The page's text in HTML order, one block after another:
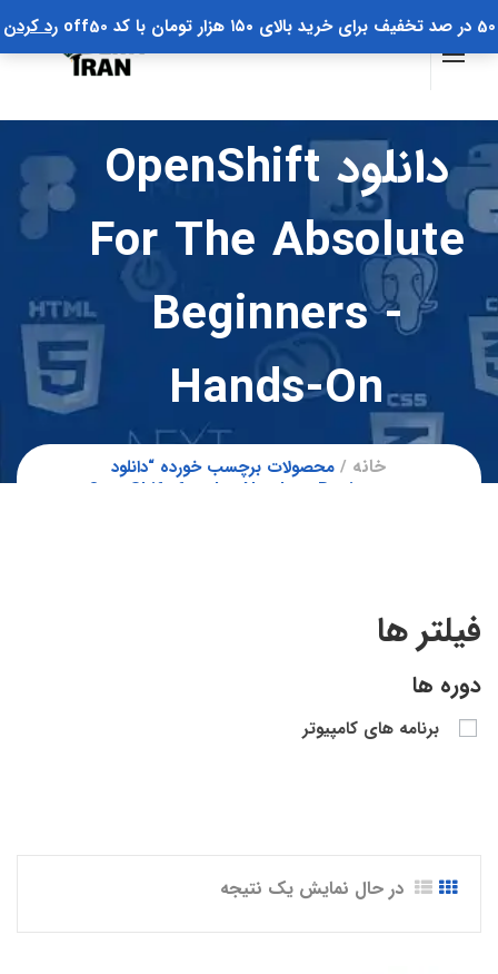
50 در صد تخفیف برای خرید بالای ۱۵۰ هزار تومان با کد off50 رد کردن
دانلود OpenShift
For The Absolute
Beginners -
Hands-On
خانه
محصولات برچسب خورده “دانلود
OpenShift for the Absolute Beginners -
در حال نمایش یک نتیجه
فیلتر ها
دوره ها
برنامه های کامپیوتر